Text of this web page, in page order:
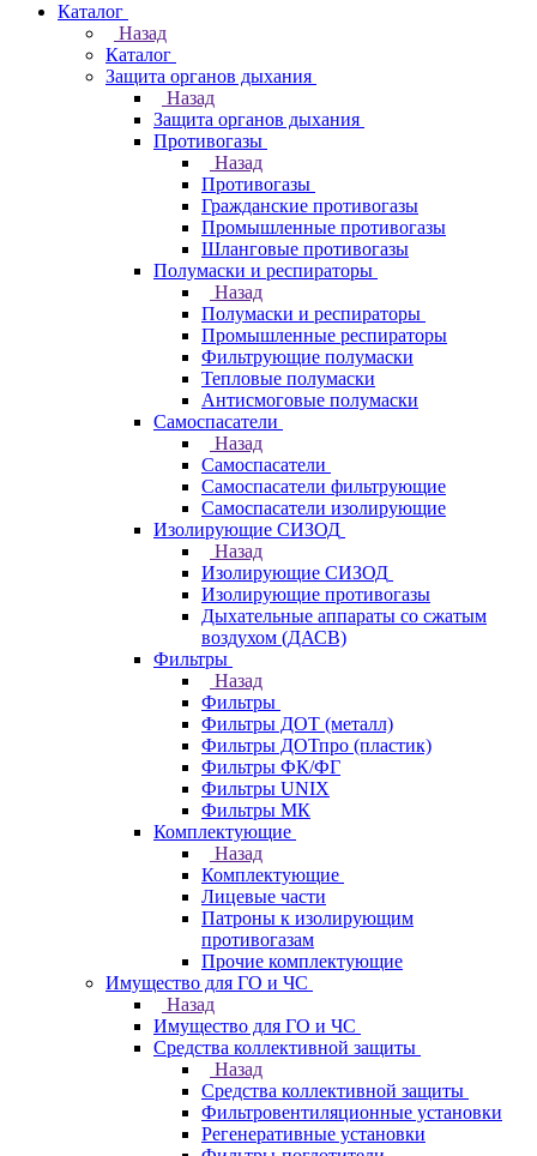
Каталог
Назад
Каталог
Защита органов дыхания
Назад
Защита органов дыхания
Противогазы
Назад
Противогазы
Гражданские противогазы
Промышленные противогазы
Шланговые противогазы
Полумаски и респираторы
Назад
Полумаски и респираторы
Промышленные респираторы
Фильтрующие полумаски
Тепловые полумаски
Антисмоговые полумаски
Самоспасатели
Назад
Самоспасатели
Самоспасатели фильтрующие
Самоспасатели изолирующие
Изолирующие СИЗОД
Назад
Изолирующие СИЗОД
Изолирующие противогазы
Дыхательные аппараты со сжатым
воздухом (ДАСВ)
Фильтры
Назад
Фильтры
Фильтры ДОТ (металл)
Фильтры ДОТпро (пластик)
Фильтры ФК/ФГ
Фильтры UNIX
Фильтры МК
Комплектующие
Назад
Комплектующие
Лицевые части
Патроны к изолирующим
противогазам
Прочие комплектующие
Имущество для ГО и ЧС
Назад
Имущество для ГО и ЧС
Средства коллективной защиты
Назад
Средства коллективной защиты
Фильтровентиляционные установки
Регенеративные установки